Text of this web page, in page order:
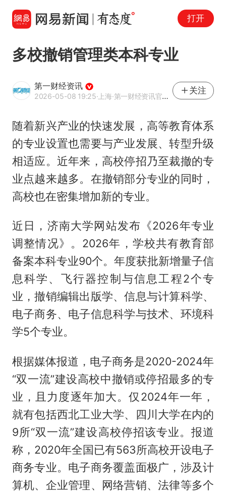
打开
多校撤销管理类本科专业
第一财经资讯
2026-05-08 19:25·上海·第一财经资讯官方网易号
关注
随着新兴产业的快速发展，高等教育体系
的专业设置也需要与产业发展、转型升级
相适应。近年来，高校停招乃至裁撤的专
业点越来越多。在撤销部分专业的同时，
高校也在密集增加新的专业。
近日，济南大学网站发布《2026年专业
调整情况》。2026年，学校共有教育部
备案本科专业90个。年度获批新增量子信
息科学、飞行器控制与信息工程2个专
业，撤销编辑出版学、信息与计算科学、
电子商务、电子信息科学与技术、环境科
学5个专业。
根据媒体报道，电子商务是2020-2024年
“双一流”建设高校中撤销或停招最多的专
业，且力度逐年加大。仅2024年一年，
就有包括西北工业大学、四川大学在内的
9所“双一流”建设高校停招该专业。报道
称，2020年全国已有563所高校开设电子
商务专业。电子商务覆盖面极广，涉及计
算机、企业管理、网络营销、法律等多个